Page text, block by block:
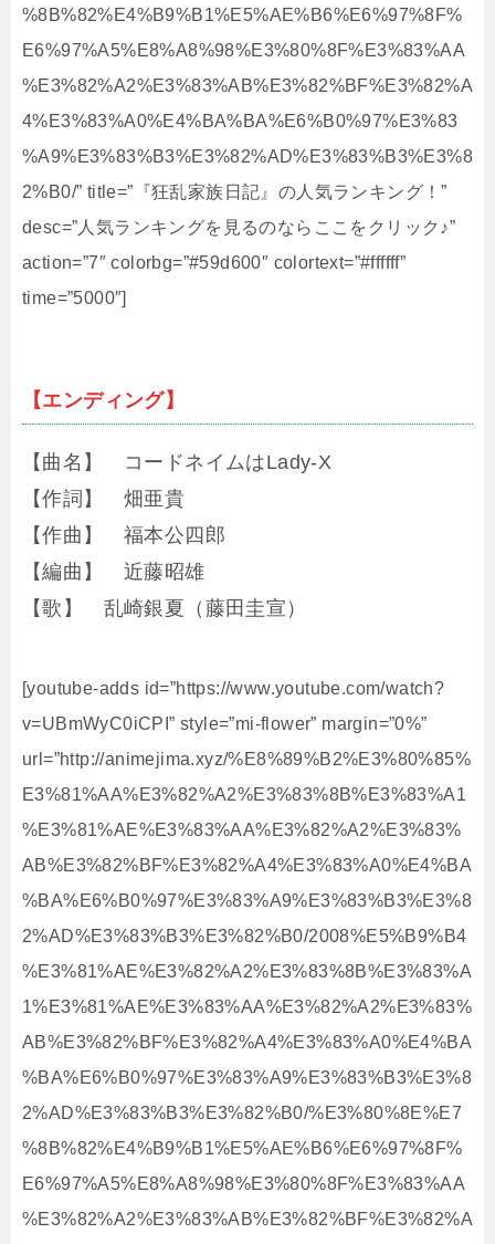
%8B%82%E4%B9%B1%E5%AE%B6%E6%97%8F%
E6%97%A5%E8%A8%98%E3%80%8F%E3%83%AA
%E3%82%A2%E3%83%AB%E3%82%BF%E3%82%A
4%E3%83%A0%E4%BA%BA%E6%B0%97%E3%83
%A9%E3%83%B3%E3%82%AD%E3%83%B3%E3%8
2%B0/” title=”『狂乱家族日記』の人気ランキング！”
desc=”人気ランキングを見るのならここをクリック♪”
action=”7″ colorbg=”#59d600″ colortext=”#ffffff”
time=”5000″]
【エンディング】
【曲名】 コードネイムはLady-X
【作詞】 畑亜貴
【作曲】 福本公四郎
【編曲】 近藤昭雄
【歌】 乱崎銀夏（藤田圭宣）
[youtube-adds id=”https://www.youtube.com/watch?
v=UBmWyC0iCPI” style=”mi-flower” margin=”0%”
url=”http://animejima.xyz/%E8%89%B2%E3%80%85%
E3%81%AA%E3%82%A2%E3%83%8B%E3%83%A1
%E3%81%AE%E3%83%AA%E3%82%A2%E3%83%
AB%E3%82%BF%E3%82%A4%E3%83%A0%E4%BA
%BA%E6%B0%97%E3%83%A9%E3%83%B3%E3%8
2%AD%E3%83%B3%E3%82%B0/2008%E5%B9%B4
%E3%81%AE%E3%82%A2%E3%83%8B%E3%83%A
1%E3%81%AE%E3%83%AA%E3%82%A2%E3%83%
AB%E3%82%BF%E3%82%A4%E3%83%A0%E4%BA
%BA%E6%B0%97%E3%83%A9%E3%83%B3%E3%8
2%AD%E3%83%B3%E3%82%B0/%E3%80%8E%E7
%8B%82%E4%B9%B1%E5%AE%B6%E6%97%8F%
E6%97%A5%E8%A8%98%E3%80%8F%E3%83%AA
%E3%82%A2%E3%83%AB%E3%82%BF%E3%82%A